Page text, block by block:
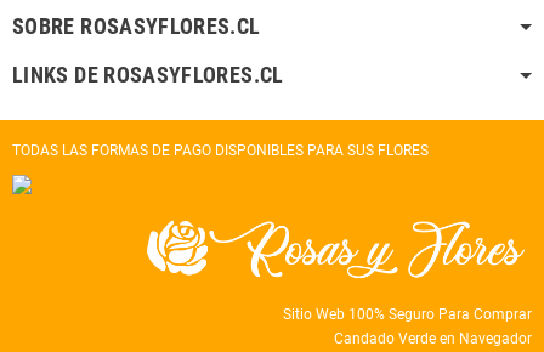
SOBRE ROSASYFLORES.CL
LINKS DE ROSASYFLORES.CL
TODAS LAS FORMAS DE PAGO DISPONIBLES PARA SUS FLORES
Sitio Web 100% Seguro Para Comprar
Candado Verde en Navegador